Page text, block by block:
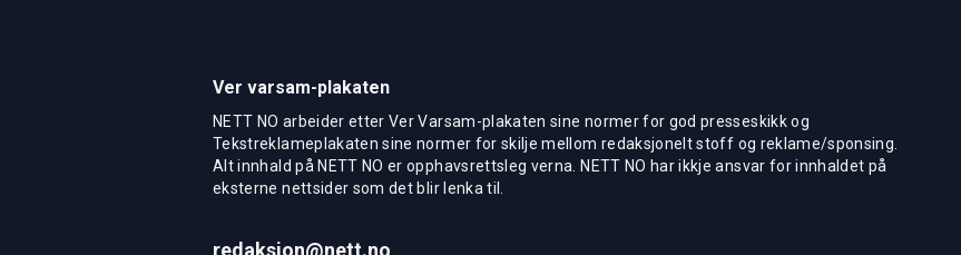
Ver varsam-plakaten
NETT NO arbeider etter Ver Varsam-plakaten sine normer for god presseskikk og
Tekstreklameplakaten sine normer for skilje mellom redaksjonelt stoff og reklame/sponsing.
Alt innhald på NETT NO er opphavsrettsleg verna. NETT NO har ikkje ansvar for innhaldet på
eksterne nettsider som det blir lenka til.
redaksjon@nett.no